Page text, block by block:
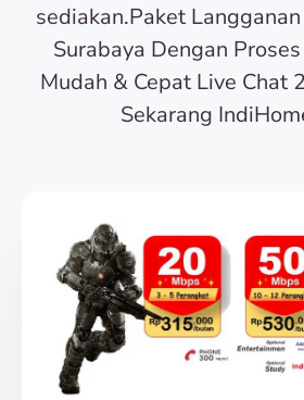
sediakan.Paket
Surabaya Dengan
Mudah & Cepat Live Chat
Sekarang